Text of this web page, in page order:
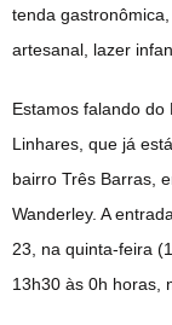
tenda
artesanal, lazer
Estamos falando
Linhares, que já
bairro Três Barras,
Wanderley. A
23, na quinta-feira
13h30 às 0h horas,